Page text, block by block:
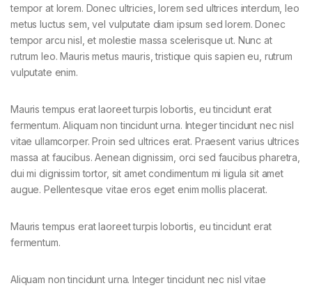
tempor at lorem. Donec ultricies, lorem sed ultrices interdum, leo
metus luctus sem, vel vulputate diam ipsum sed lorem. Donec
tempor arcu nisl, et molestie massa scelerisque ut. Nunc at
rutrum leo. Mauris metus mauris, tristique quis sapien eu, rutrum
vulputate enim.
Mauris tempus erat laoreet turpis lobortis, eu tincidunt erat
fermentum. Aliquam non tincidunt urna. Integer tincidunt nec nisl
vitae ullamcorper. Proin sed ultrices erat. Praesent varius ultrices
massa at faucibus. Aenean dignissim, orci sed faucibus pharetra,
dui mi dignissim tortor, sit amet condimentum mi ligula sit amet
augue. Pellentesque vitae eros eget enim mollis placerat.
Mauris tempus erat laoreet turpis lobortis, eu tincidunt erat
fermentum.
Aliquam non tincidunt urna. Integer tincidunt nec nisl vitae